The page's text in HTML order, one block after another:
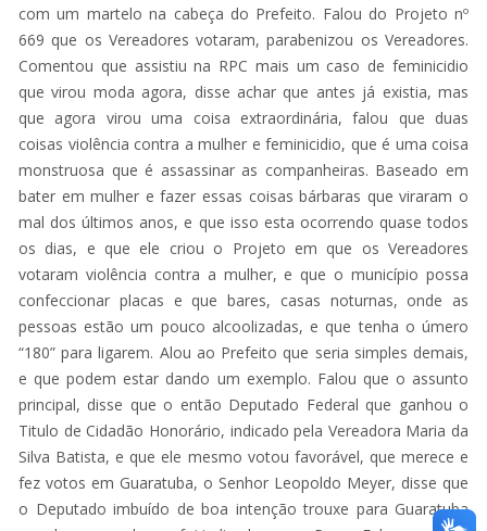
com um martelo na cabeça do Prefeito. Falou do Projeto nº
669 que os Vereadores votaram, parabenizou os Vereadores.
Comentou que assistiu na RPC mais um caso de feminicidio
que virou moda agora, disse achar que antes já existia, mas
que agora virou uma coisa extraordinária, falou que duas
coisas violência contra a mulher e feminicidio, que é uma coisa
monstruosa que é assassinar as companheiras. Baseado em
bater em mulher e fazer essas coisas bárbaras que viraram o
mal dos últimos anos, e que isso esta ocorrendo quase todos
os dias, e que ele criou o Projeto em que os Vereadores
votaram violência contra a mulher, e que o município possa
confeccionar placas e que bares, casas noturnas, onde as
pessoas estão um pouco alcoolizadas, e que tenha o úmero
“180” para ligarem. Alou ao Prefeito que seria simples demais,
e que podem estar dando um exemplo. Falou que o assunto
principal, disse que o então Deputado Federal que ganhou o
Titulo de Cidadão Honorário, indicado pela Vereadora Maria da
Silva Batista, e que ele mesmo votou favorável, que merece e
fez votos em Guaratuba, o Senhor Leopoldo Meyer, disse que
o Deputado imbuído de boa intenção trouxe para Guaratuba